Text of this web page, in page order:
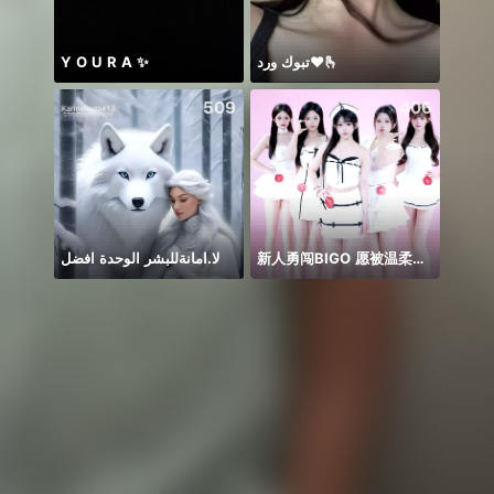
Y O U R A ✨ تبوك ورد❤️🫰
509
لا.امانةللبشر الوحدة افضل
406
新人勇闯BIGO 愿被温柔以对